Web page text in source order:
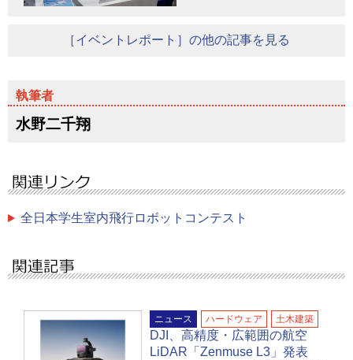
［イベントレポート］の他の記事を見る
水野二千翔
全日本学生室内飛行ロボットコンテスト
ニュース ハードウェア 土木建築
DJI、高精度・広範囲の航空
LiDAR「Zenmuse L3」発表